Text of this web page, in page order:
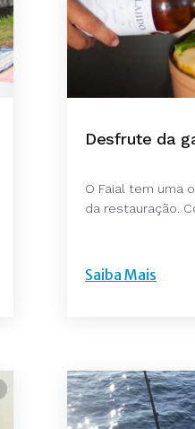
Desfrute da
O Faial tem uma
da restauração.
Saiba Mais